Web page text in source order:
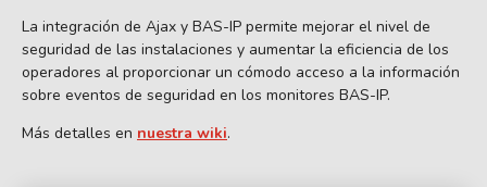
La integración de Ajax y BAS-IP permite mejorar el nivel de
seguridad de las instalaciones y aumentar la eficiencia de los
operadores al proporcionar un cómodo acceso a la información
sobre eventos de seguridad en los monitores BAS-IP.
Más detalles en nuestra wiki.